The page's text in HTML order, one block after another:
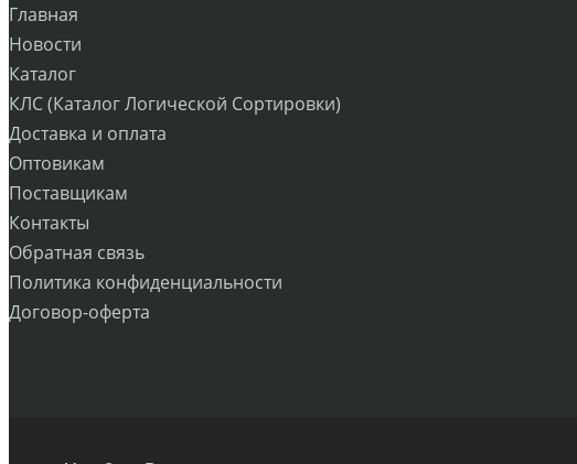
Главная
Новости
Каталог
КЛС (Каталог Логической Сортировки)
Доставка и оплата
Оптовикам
Поставщикам
Контакты
Обратная связь
Политика конфиденциальности
Договор-оферта